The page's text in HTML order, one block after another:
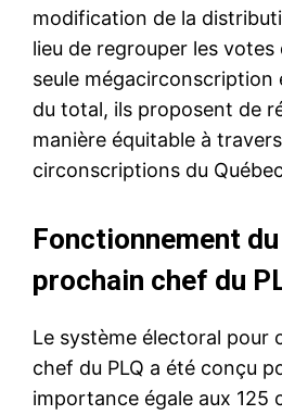
modification de la
lieu de regrouper les votes
seule mégacirconscription
du total, ils proposent de
manière équitable à
circonscriptions du
Fonctionnement
prochain chef du
Le système électoral pour
chef du PLQ a été conçu
importance égale aux 125